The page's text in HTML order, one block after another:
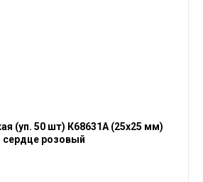
(уп. 50 шт) К68631А (25х25 мм)
сердце розовый